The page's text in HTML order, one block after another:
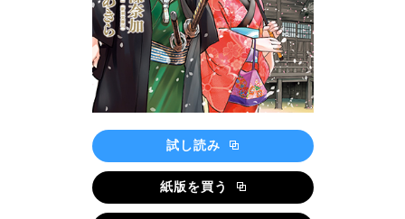
試し読み
紙版を買う